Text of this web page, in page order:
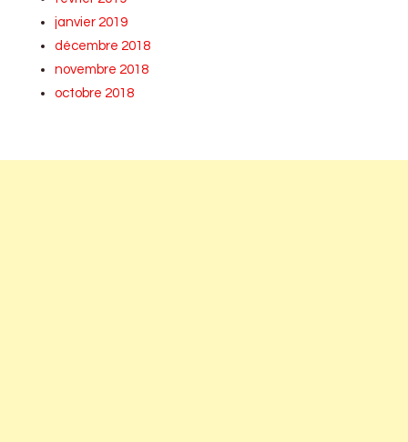
janvier 2019
décembre 2018
novembre 2018
octobre 2018